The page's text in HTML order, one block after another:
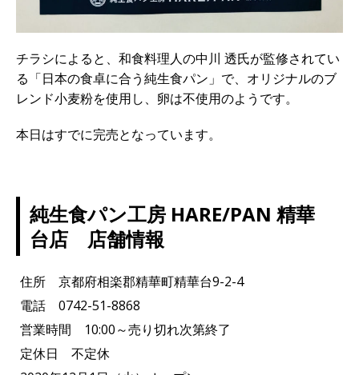
チラシによると、和食料理人の中川 透氏が監修されてい
る「日本の食卓に合う純生食パン」で、オリジナルのブ
レンド小麦粉を使用し、卵は不使用のようです。
本日はすでに完売となっています。
純生食パン工房 HARE/PAN 精華
台店 店舗情報
住所 京都府相楽郡精華町精華台9-2-4
電話 0742-51-8868
営業時間 10:00～売り切れ次第終了
定休日 不定休